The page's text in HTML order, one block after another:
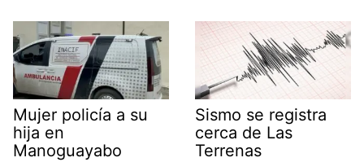
Mujer policía a su
hija en
Manoguayabo
Sismo se registra
cerca de Las
Terrenas